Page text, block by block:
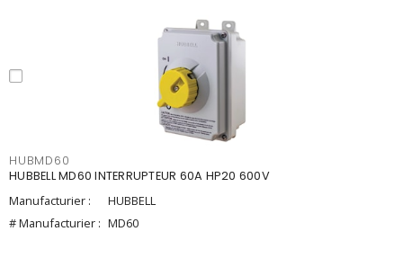
HUBMD60
HUBBELL MD60 INTERRUPTEUR 60A HP20 600V
Manufacturier :
HUBBELL
# Manufacturier : MD60